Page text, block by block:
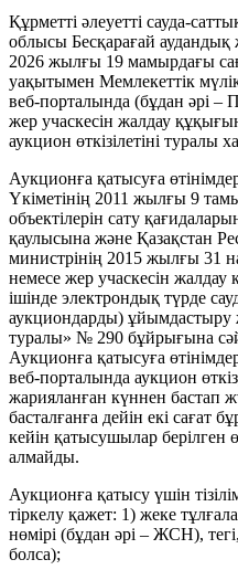
Құрметті әлеуетті сауда-
облысы Бесқарағай
2026 жылғы 19 мамырдағы
уақытымен Мемлекеттік мүлік
веб-порталында (бұдан әрі –
жер учаскесін жалдау
аукцион өткізілетіні туралы
Аукционға қатысуға
Үкіметінің 2011 жылғы 9
объектілерін сату
қаулысына және Қазақстан
министрінің 2015 жылғы 31
немесе жер учаскесін
ішінде электрондық түрде
аукциондарды) ұйымдастыру
туралы» № 290 бұйрығына
Аукционға қатысуға
веб-порталында аукцион
жарияланған күннен бастап
басталғанға дейін екі сағат
кейін қатысушылар берілген
алмайды.
Аукционға қатысу үшін
тіркелу қажет: 1) жеке
нөмірі (бұдан әрі – ЖСН),
болса);